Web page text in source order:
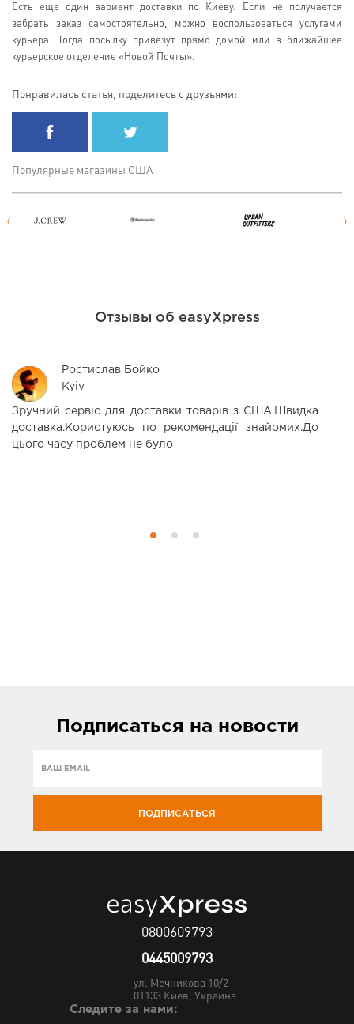
Есть еще один вариант доставки по Киеву. Если не получается
забрать заказ самостоятельно, можно воспользоваться услугами
курьера. Тогда посылку привезут прямо домой или в ближайшее
курьерское отделение «Новой Почты».
Понравилась статья, поделитесь с друзьями:
Популярные магазины США
Отзывы об easyXpress
Ростислав Бойко
Kyiv
Зручний сервіс для доставки товарів з США.Швидка
доставка.Користуюсь по рекомендації знайомих.До
цього часу проблем не було
Подписаться на новости
ПОДПИСАТЬСЯ
0800609793
0445009793
ул. Мечникова 10/2
01133 Киев, Украина
Следите за нами: